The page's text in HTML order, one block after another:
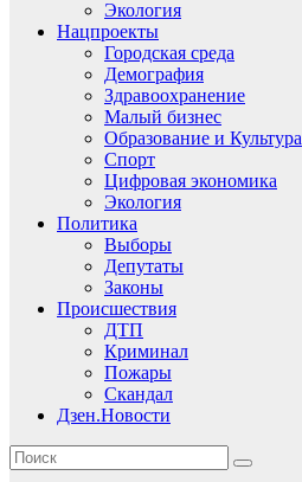
Экология
Нацпроекты
Городская среда
Демография
Здравоохранение
Малый бизнес
Образование и Культура
Спорт
Цифровая экономика
Экология
Политика
Выборы
Депутаты
Законы
Происшествия
ДТП
Криминал
Пожары
Скандал
Дзен.Новости